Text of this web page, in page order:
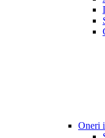
Oneri